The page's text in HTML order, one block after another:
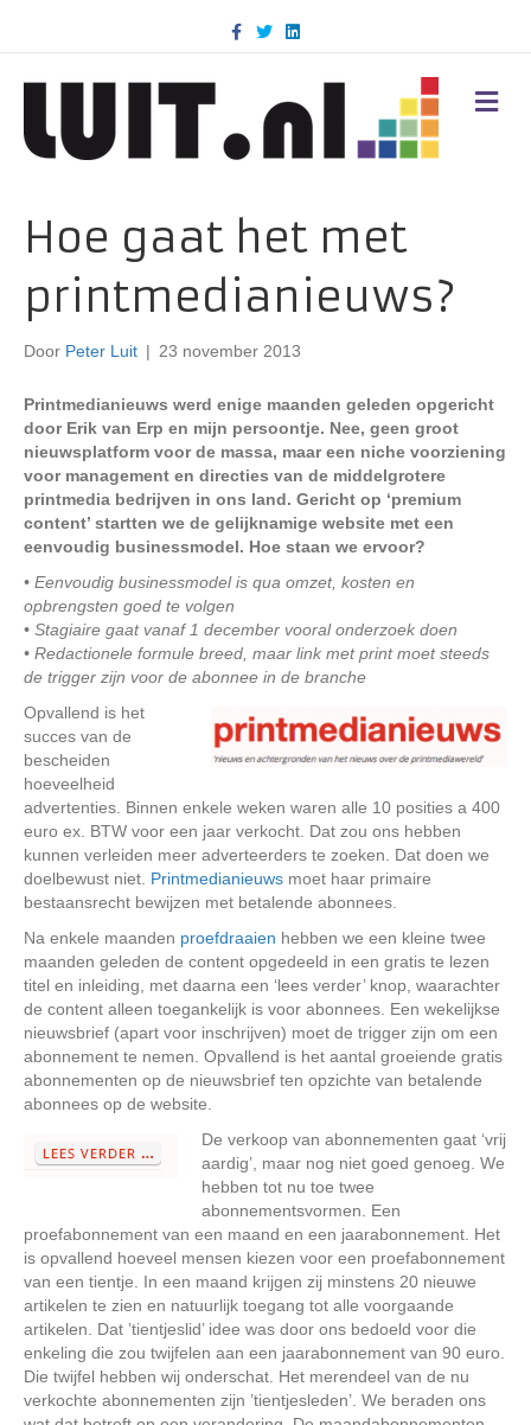
c
k
T
w
i
n
d
M
E
Hoe gaat het met
printmedianieuws?
Door Peter Luit | 23 november 2013
Printmedianieuws werd enige maanden geleden opgericht
door Erik van Erp en mijn persoontje. Nee, geen groot
nieuwsplatform voor de massa, maar een niche voorziening
voor management en directies van de middelgrotere
printmedia bedrijven in ons land. Gericht op ‘premium
content’ startten we de gelijknamige website met een
eenvoudig businessmodel. Hoe staan we ervoor?
• Eenvoudig businessmodel is qua omzet, kosten en
opbrengsten goed te volgen
• Stagiaire gaat vanaf 1 december vooral onderzoek doen
• Redactionele formule breed, maar link met print moet steeds
de trigger zijn voor de abonnee in de branche
Opvallend is het
succes van de
bescheiden
hoeveelheid
advertenties. Binnen enkele weken waren alle 10 posities a 400
euro ex. BTW voor een jaar verkocht. Dat zou ons hebben
kunnen verleiden meer adverteerders te zoeken. Dat doen we
doelbewust niet. Printmedianieuws moet haar primaire
bestaansrecht bewijzen met betalende abonnees.
Na enkele maanden proefdraaien hebben we een kleine twee
maanden geleden de content opgedeeld in een gratis te lezen
titel en inleiding, met daarna een ‘lees verder’ knop, waarachter
de content alleen toegankelijk is voor abonnees. Een wekelijkse
nieuwsbrief (apart voor inschrijven) moet de trigger zijn om een
abonnement te nemen. Opvallend is het aantal groeiende gratis
abonnementen op de nieuwsbrief ten opzichte van betalende
abonnees op de website.
De verkoop van abonnementen gaat ‘vrij
aardig’, maar nog niet goed genoeg. We
hebben tot nu toe twee
abonnementsvormen. Een
proefabonnement van een maand en een jaarabonnement. Het
is opvallend hoeveel mensen kiezen voor een proefabonnement
van een tientje. In een maand krijgen zij minstens 20 nieuwe
artikelen te zien en natuurlijk toegang tot alle voorgaande
artikelen. Dat ’tientjeslid’ idee was door ons bedoeld voor die
enkeling die zou twijfelen aan een jaarabonnement van 90 euro.
Die twijfel hebben wij onderschat. Het merendeel van de nu
verkochte abonnementen zijn ’tientjesleden’. We beraden ons